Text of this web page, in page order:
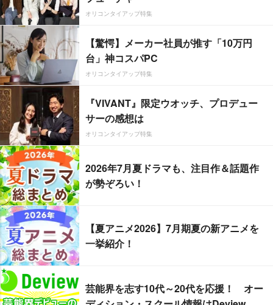
オリコンタイアップ特集
【驚愕】メーカー社員が推す「10万円
台」神コスパPC
オリコンタイアップ特集
『VIVANT』限定ウオッチ、プロデュー
サーの感想は
オリコンタイアップ特集
2026年7月夏ドラマも、注目作＆話題作
が勢ぞろい！
【夏アニメ2026】7月期夏の新アニメを
一挙紹介！
芸能界を志す10代～20代を応援！ オー